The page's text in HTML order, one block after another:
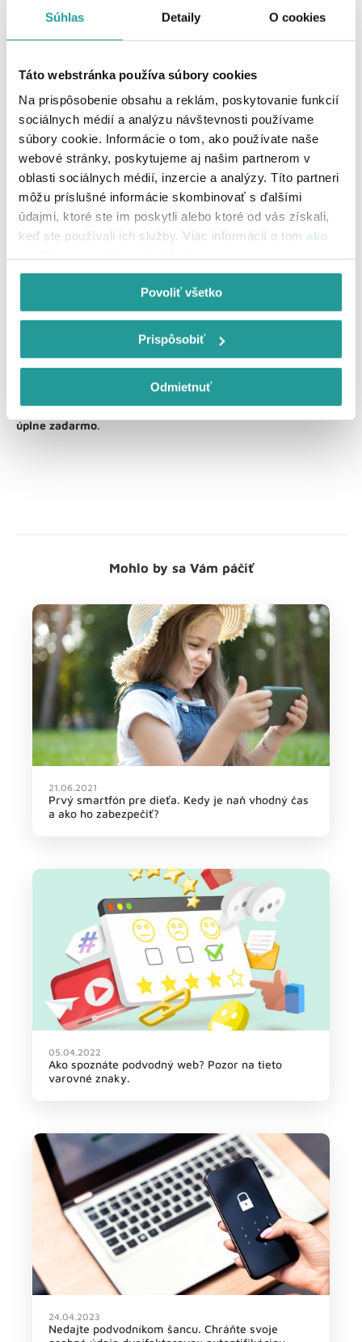
Súhlas Detaily O cookies
Táto webstránka používa súbory cookies
Na prispôsobenie obsahu a reklám, poskytovanie funkcií
sociálnych médií a analýzu návštevnosti používame
súbory cookie. Informácie o tom, ako používate naše
webové stránky, poskytujeme aj našim partnerom v
oblasti sociálnych médií, inzercie a analýzy. Títo partneri
môžu príslušné informácie skombinovať s ďalšími
údajmi, ktoré ste im poskytli alebo ktoré od vás získali,
keď ste používali ich služby. Viac informácií o tom ako
Povoliť všetko
Prispôsobiť
Odmietnuť
Ako sa účinne ochrániť pred online
podvodmi?
Obozretnosti na internete nie je nikdy dosť.
Základné pravidlo jeneklikať na nič, čo vo vás vyvoláva
poslal váš kamarát na sociálnej sieti.
Ani to najopatrnejšie správanie vás však nikdy neochráni tak,
zariadení rovnakou samozrejmosťou, ako je inštalácia vašich
obľúbených aplikácií.
ESET Internet Securitykomplexne ochráni váš
mobil, laptop alebo počítač a prvý mesiac ho máte navyše
úplne zadarmo.
Mohlo by sa Vám páčiť
21.06.2021
Prvý smartfón pre dieťa. Kedy je naň vhodný čas
a ako ho zabezpečiť?
05.04.2022
Ako spoznáte podvodný web? Pozor na tieto
varovné znaky.
24.04.2023
Nedajte podvodníkom šancu. Chráňte svoje